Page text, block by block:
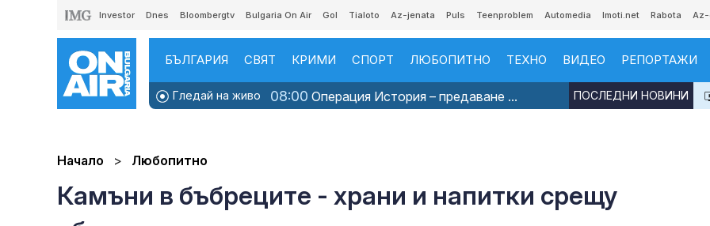
Investor Dnes Bloombergtv Bulgaria On Air Gol Tialoto Az-jenata Puls Teenproblem Automedia Imoti.net Rabota
БЪЛГАРИЯ СВЯТ КРИМИ СПОРТ ЛЮБОПИТНО ТЕХНО ВИДЕО РЕПОРТАЖИ
Гледай на живо 08:00 Операция История – предаване ... ПОСЛЕДНИ НОВИНИ
Начало Любопитно
Камъни в бъбреците - храни и напитки срещу